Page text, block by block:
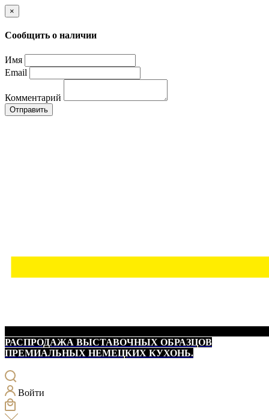
×
Сообщить о наличии
Имя
Email
Комментарий
Отправить
РАСПРОДАЖА ВЫСТАВОЧНЫХ ОБРАЗЦОВ
ПРЕМИАЛЬНЫХ НЕМЕЦКИХ КУХОНЬ.
Войти